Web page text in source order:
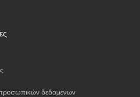
δεδομένων